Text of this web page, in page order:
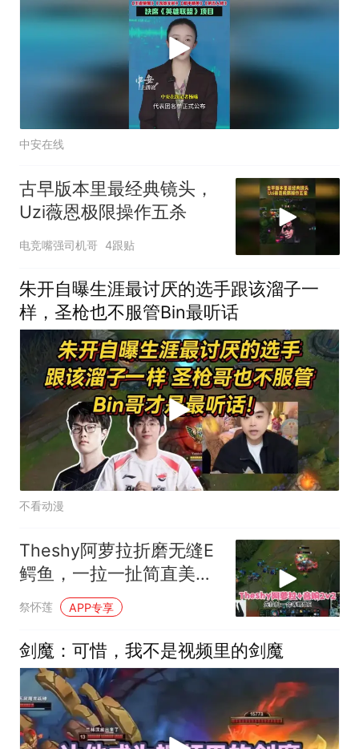
中安在线
古早版本里最经典镜头，
Uzi薇恩极限操作五杀
电竞嘴强司机哥 4跟贴
朱开自曝生涯最讨厌的选手跟该溜子一
样，圣枪也不服管Bin最听话
不看动漫
Theshy阿萝拉折磨无缝E
鳄鱼，一拉一扯简直美如
画
祭怀莲 APP专享
剑魔：可惜，我不是视频里的剑魔